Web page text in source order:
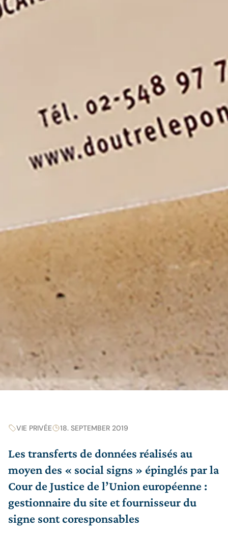
VIE PRIVÉE 18. SEPTEMBER 2019
Les transferts de données réalisés au
moyen des « social signs » épinglés par la
Cour de Justice de l’Union européenne :
gestionnaire du site et fournisseur du
signe sont coresponsables